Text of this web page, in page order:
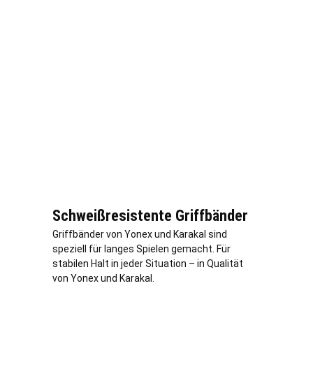
Schweißresistente Griffbänder
Griffbänder von Yonex und Karakal sind
speziell für langes Spielen gemacht. Für
stabilen Halt in jeder Situation – in Qualität
von Yonex und Karakal.